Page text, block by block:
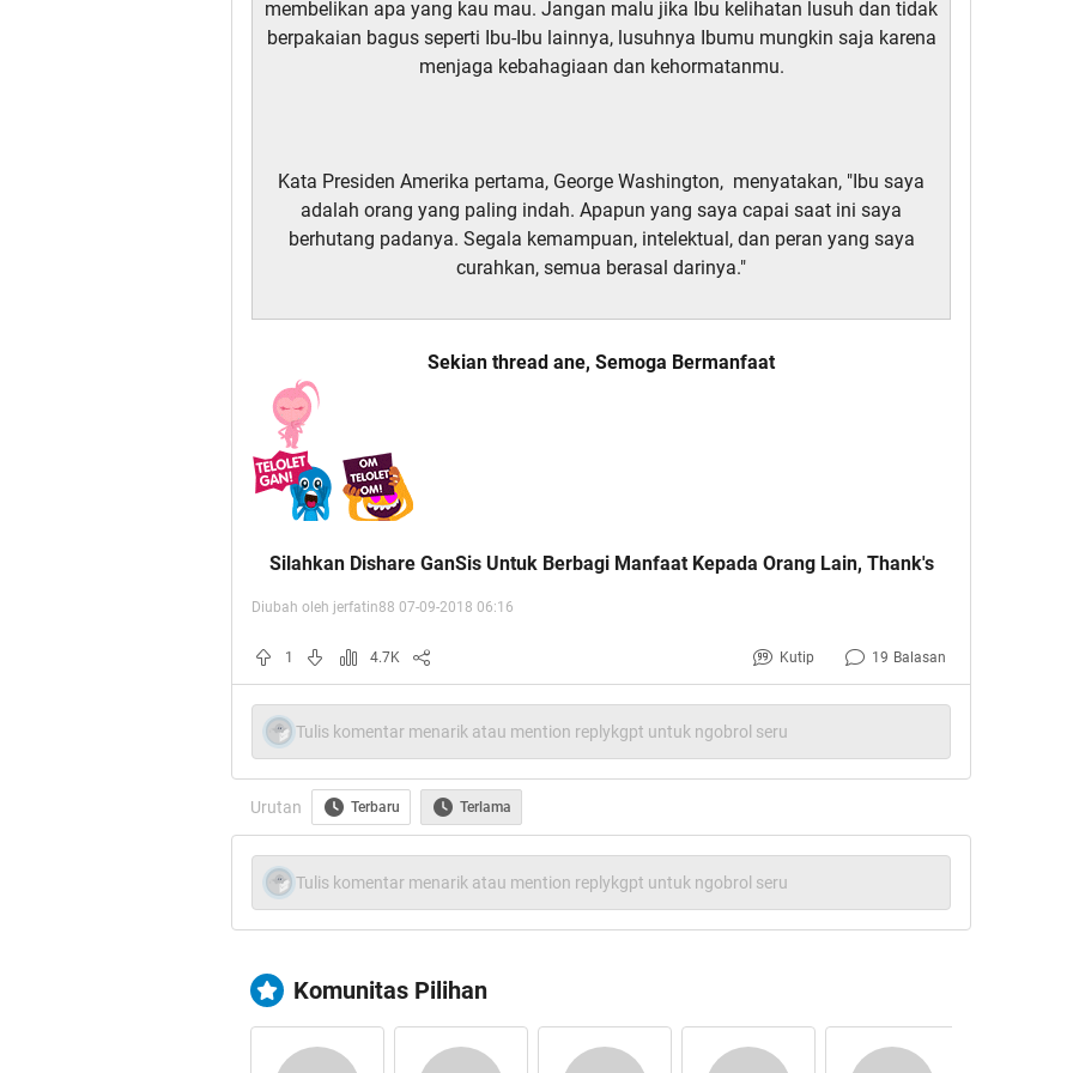
membelikan apa yang kau mau. Jangan malu jika Ibu kelihatan lusuh dan tidak
berpakaian bagus seperti Ibu-Ibu lainnya, lusuhnya Ibumu mungkin saja karena
menjaga kebahagiaan dan kehormatanmu.
Kata Presiden Amerika pertama, George Washington, menyatakan, "Ibu saya
adalah orang yang paling indah. Apapun yang saya capai saat ini saya
berhutang padanya. Segala kemampuan, intelektual, dan peran yang saya
curahkan, semua berasal darinya."
Sekian thread ane, Semoga Bermanfaat
Silahkan Dishare GanSis Untuk Berbagi Manfaat Kepada Orang Lain, Thank's
Diubah oleh jerfatin88 07-09-2018 06:16
1 4.7K Kutip 19 Balasan
Tulis komentar menarik atau mention replykgpt untuk ngobrol seru
Urutan Terbaru Terlama
Tulis komentar menarik atau mention replykgpt untuk ngobrol seru
Komunitas Pilihan